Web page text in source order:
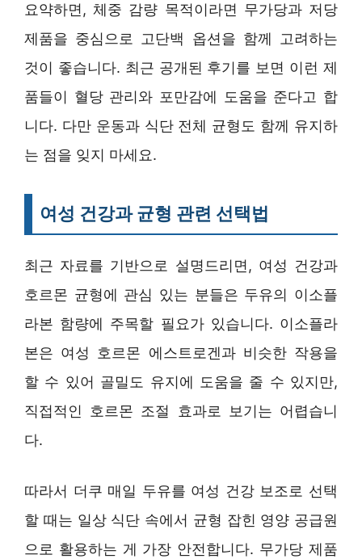
요약하면, 체중 감량 목적이라면 무가당과 저당
제품을 중심으로 고단백 옵션을 함께 고려하는
것이 좋습니다. 최근 공개된 후기를 보면 이런 제
품들이 혈당 관리와 포만감에 도움을 준다고 합
니다. 다만 운동과 식단 전체 균형도 함께 유지하
는 점을 잊지 마세요.
여성 건강과 균형 관련 선택법
최근 자료를 기반으로 설명드리면, 여성 건강과
호르몬 균형에 관심 있는 분들은 두유의 이소플
라본 함량에 주목할 필요가 있습니다. 이소플라
본은 여성 호르몬 에스트로겐과 비슷한 작용을
할 수 있어 골밀도 유지에 도움을 줄 수 있지만,
직접적인 호르몬 조절 효과로 보기는 어렵습니
다.
따라서 더쿠 매일 두유를 여성 건강 보조로 선택
할 때는 일상 식단 속에서 균형 잡힌 영양 공급원
으로 활용하는 게 가장 안전합니다. 무가당 제품